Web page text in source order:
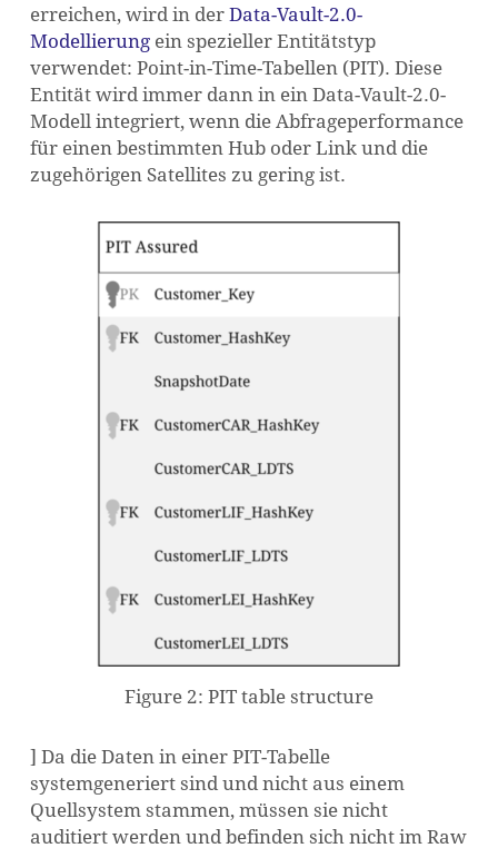
erreichen, wird in derData-Vault-2.0-
Modellierungein spezieller Entitätstyp
verwendet: Point-in-Time-Tabellen (PIT). Diese
Entität wird immer dann in ein Data-Vault-2.0-
Modell integriert, wenn die Abfrageperformance
für einen bestimmten Hub oder Link und die
zugehörigen Satellites zu gering ist.
Figure 2: PIT table structure
] Da die Daten in einer PIT-Tabelle
systemgeneriert sind und nicht aus einem
Quellsystem stammen, müssen sie nicht
auditiert werden und befinden sich nicht im Raw